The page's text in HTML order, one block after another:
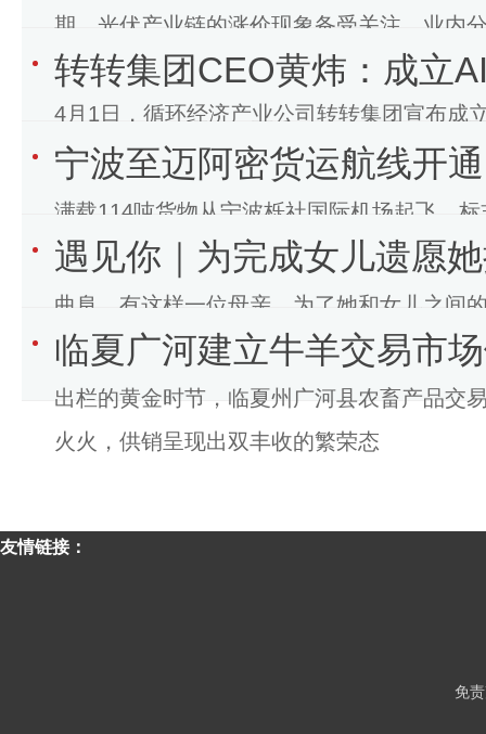
期，光伏产业链的涨价现象备受关注。业内
潮”密切相关。此前，相关部门公布了光伏发
转转集团CEO黄炜：成立
4月1日，循环经济产业公司转转集团宣布成
造全球最先进、最受用户信赖的二手交易
宁波至迈阿密货运航线开通
满载114吨货物从宁波栎社国际机场起飞，
遇见你｜为完成女儿遗愿
曲阜，有这样一位母亲，为了她和女儿之间
坚持种树。 她原名叫苏萍，在
临夏广河建立牛羊交易市
出栏的黄金时节，临夏州广河县农畜产品交
火火，供销呈现出双丰收的繁荣态
友情链接：
免